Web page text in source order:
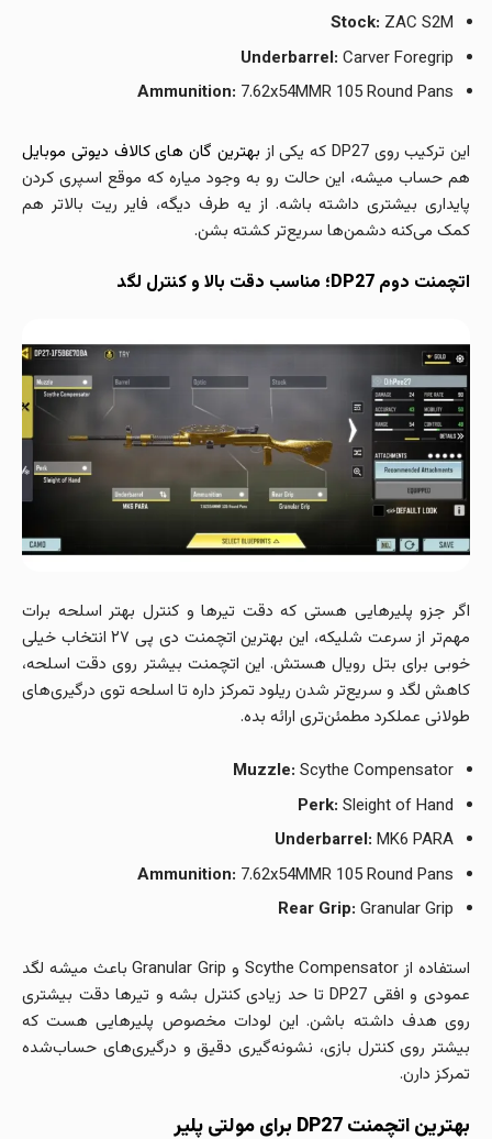
Stock: ZAC S2M
Underbarrel: Carver Foregrip
Ammunition: 7.62x54MMR 105 Round Pans
این ترکیب روی DP27 که یکی از
بهترین گان های کالاف دیوتی موبایل
هم حساب میشه، این حالت رو به وجود میاره که موقع اسپری کردن
پایداری بیشتری داشته باشه. از یه طرف دیگه، فایر ریت بالاتر هم
کمک می‌کنه دشمن‌ها سریع‌تر کشته بشن.
اتچمنت دوم DP27؛ مناسب دقت بالا و کنترل لگد
اگر جزو پلیرهایی هستی که دقت تیرها و کنترل بهتر اسلحه برات
مهم‌تر از سرعت شلیکه، این بهترین اتچمنت دی پی ۲۷ انتخاب خیلی
خوبی برای بتل رویال هستش. این اتچمنت بیشتر روی دقت اسلحه،
کاهش لگد و سریع‌تر شدن ریلود تمرکز داره تا اسلحه توی درگیری‌های
طولانی عملکرد مطمئن‌تری ارائه بده.
Muzzle: Scythe Compensator
Perk: Sleight of Hand
Underbarrel: MK6 PARA
Ammunition: 7.62x54MMR 105 Round Pans
Rear Grip: Granular Grip
استفاده از Scythe Compensator و Granular Grip باعث میشه لگد
عمودی و افقی DP27 تا حد زیادی کنترل بشه و تیرها دقت بیشتری
روی هدف داشته باشن. این لودات مخصوص پلیرهایی هست که
بیشتر روی کنترل بازی، نشونه‌گیری دقیق و درگیری‌های حساب‌شده
تمرکز دارن.
بهترین اتچمنت DP27 برای مولتی پلیر